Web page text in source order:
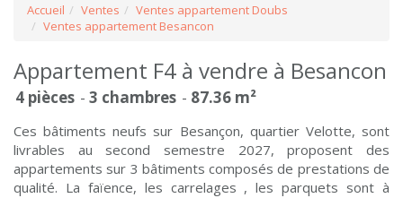
Accueil Ventes
Ventes appartement Doubs
Ventes appartement Besancon
Appartement F4 à vendre à Besancon
4 pièces 3 chambres 87.36 m²
Ces bâtiments neufs sur Besançon, quartier Velotte, sont
livrables au second semestre 2027, proposent des
appartements sur 3 bâtiments composés de prestations de
qualité. La faïence, les carrelages , les parquets sont à